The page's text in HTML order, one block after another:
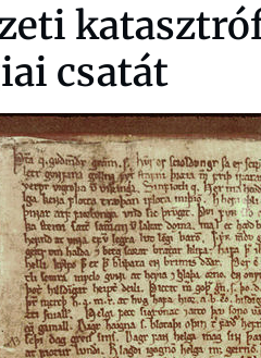
csatát